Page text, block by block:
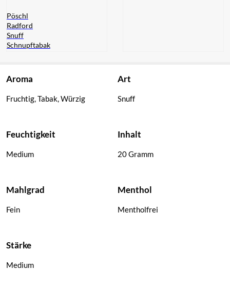
Pöschl
Radford
Snuff
Schnupftabak
Schnupftabak
Aroma
Fruchtig, Tabak, Würzig
Art
Snuff
Feuchtigkeit
Medium
Inhalt
20 Gramm
Mahlgrad
Fein
Menthol
Mentholfrei
Stärke
Medium